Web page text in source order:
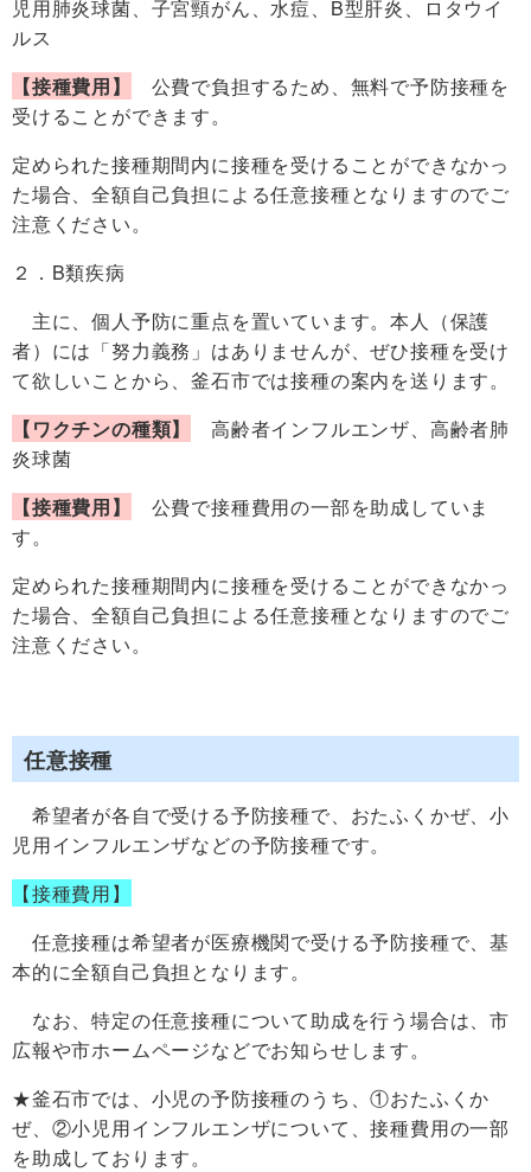
児用肺炎球菌、子宮頸がん、水痘、B型肝炎、ロタウイ
ルス
【接種費用】
公費で負担するため、無料で予防接種を
受けることができます。
定められた接種期間内に接種を受けることができなかっ
た場合、全額自己負担による任意接種となりますのでご
注意ください。
２．B類疾病
主に、個人予防に重点を置いています。本人（保護
者）には「努力義務」はありませんが、ぜひ接種を受け
て欲しいことから、釜石市では接種の案内を送ります。
【ワクチンの種類】
高齢者インフルエンザ、高齢者肺
炎球菌
【接種費用】
公費で接種費用の一部を助成していま
す。
定められた接種期間内に接種を受けることができなかっ
た場合、全額自己負担による任意接種となりますのでご
注意ください。
任意接種
希望者が各自で受ける予防接種で、おたふくかぜ、小
児用インフルエンザなどの予防接種です。
【接種費用】
任意接種は希望者が医療機関で受ける予防接種で、基
本的に全額自己負担となります。
なお、特定の任意接種について助成を行う場合は、市
広報や市ホームページなどでお知らせします。
★釜石市では、小児の予防接種のうち、①おたふくか
ぜ、②小児用インフルエンザについて、接種費用の一部
を助成しております。